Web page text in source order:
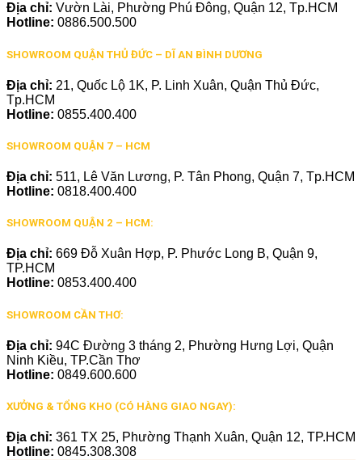
Địa chỉ: Vườn Lài, Phường Phú Đông, Quận 12, Tp.HCM
Hotline: 0886.500.500
SHOWROOM QUẬN THỦ ĐỨC – DĨ AN BÌNH DƯƠNG
Địa chỉ: 21, Quốc Lộ 1K, P. Linh Xuân, Quận Thủ Đức,
Tp.HCM
Hotline: 0855.400.400
SHOWROOM QUẬN 7 – HCM
Địa chỉ: 511, Lê Văn Lương, P. Tân Phong, Quận 7, Tp.HCM
Hotline: 0818.400.400
SHOWROOM QUẬN 2 – HCM:
Địa chỉ: 669 Đỗ Xuân Hợp, P. Phước Long B, Quận 9,
TP.HCM
Hotline: 0853.400.400
SHOWROOM CẦN THƠ:
Địa chỉ: 94C Đường 3 tháng 2, Phường Hưng Lợi, Quận
Ninh Kiều, TP.Cần Thơ
Hotline: 0849.600.600
XƯỞNG & TỔNG KHO (CÓ HÀNG GIAO NGAY):
Địa chỉ: 361 TX 25, Phường Thạnh Xuân, Quận 12, TP.HCM
Hotline: 0845.308.308